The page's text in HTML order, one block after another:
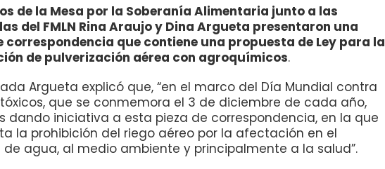
de la Mesa por la Soberanía Alimentaria junto a las
del FMLN Rina Araujo y Dina Argueta presentaron una
correspondencia que contiene una propuesta de Ley para la
de pulverización aérea con agroquímicos.
Argueta explicó que, “en el marco del Día Mundial contra
que se conmemora el 3 de diciembre de cada año,
dando iniciativa a esta pieza de correspondencia, en la que
la prohibición del riego aéreo por la afectación en el
de agua, al medio ambiente y principalmente a la salud”.